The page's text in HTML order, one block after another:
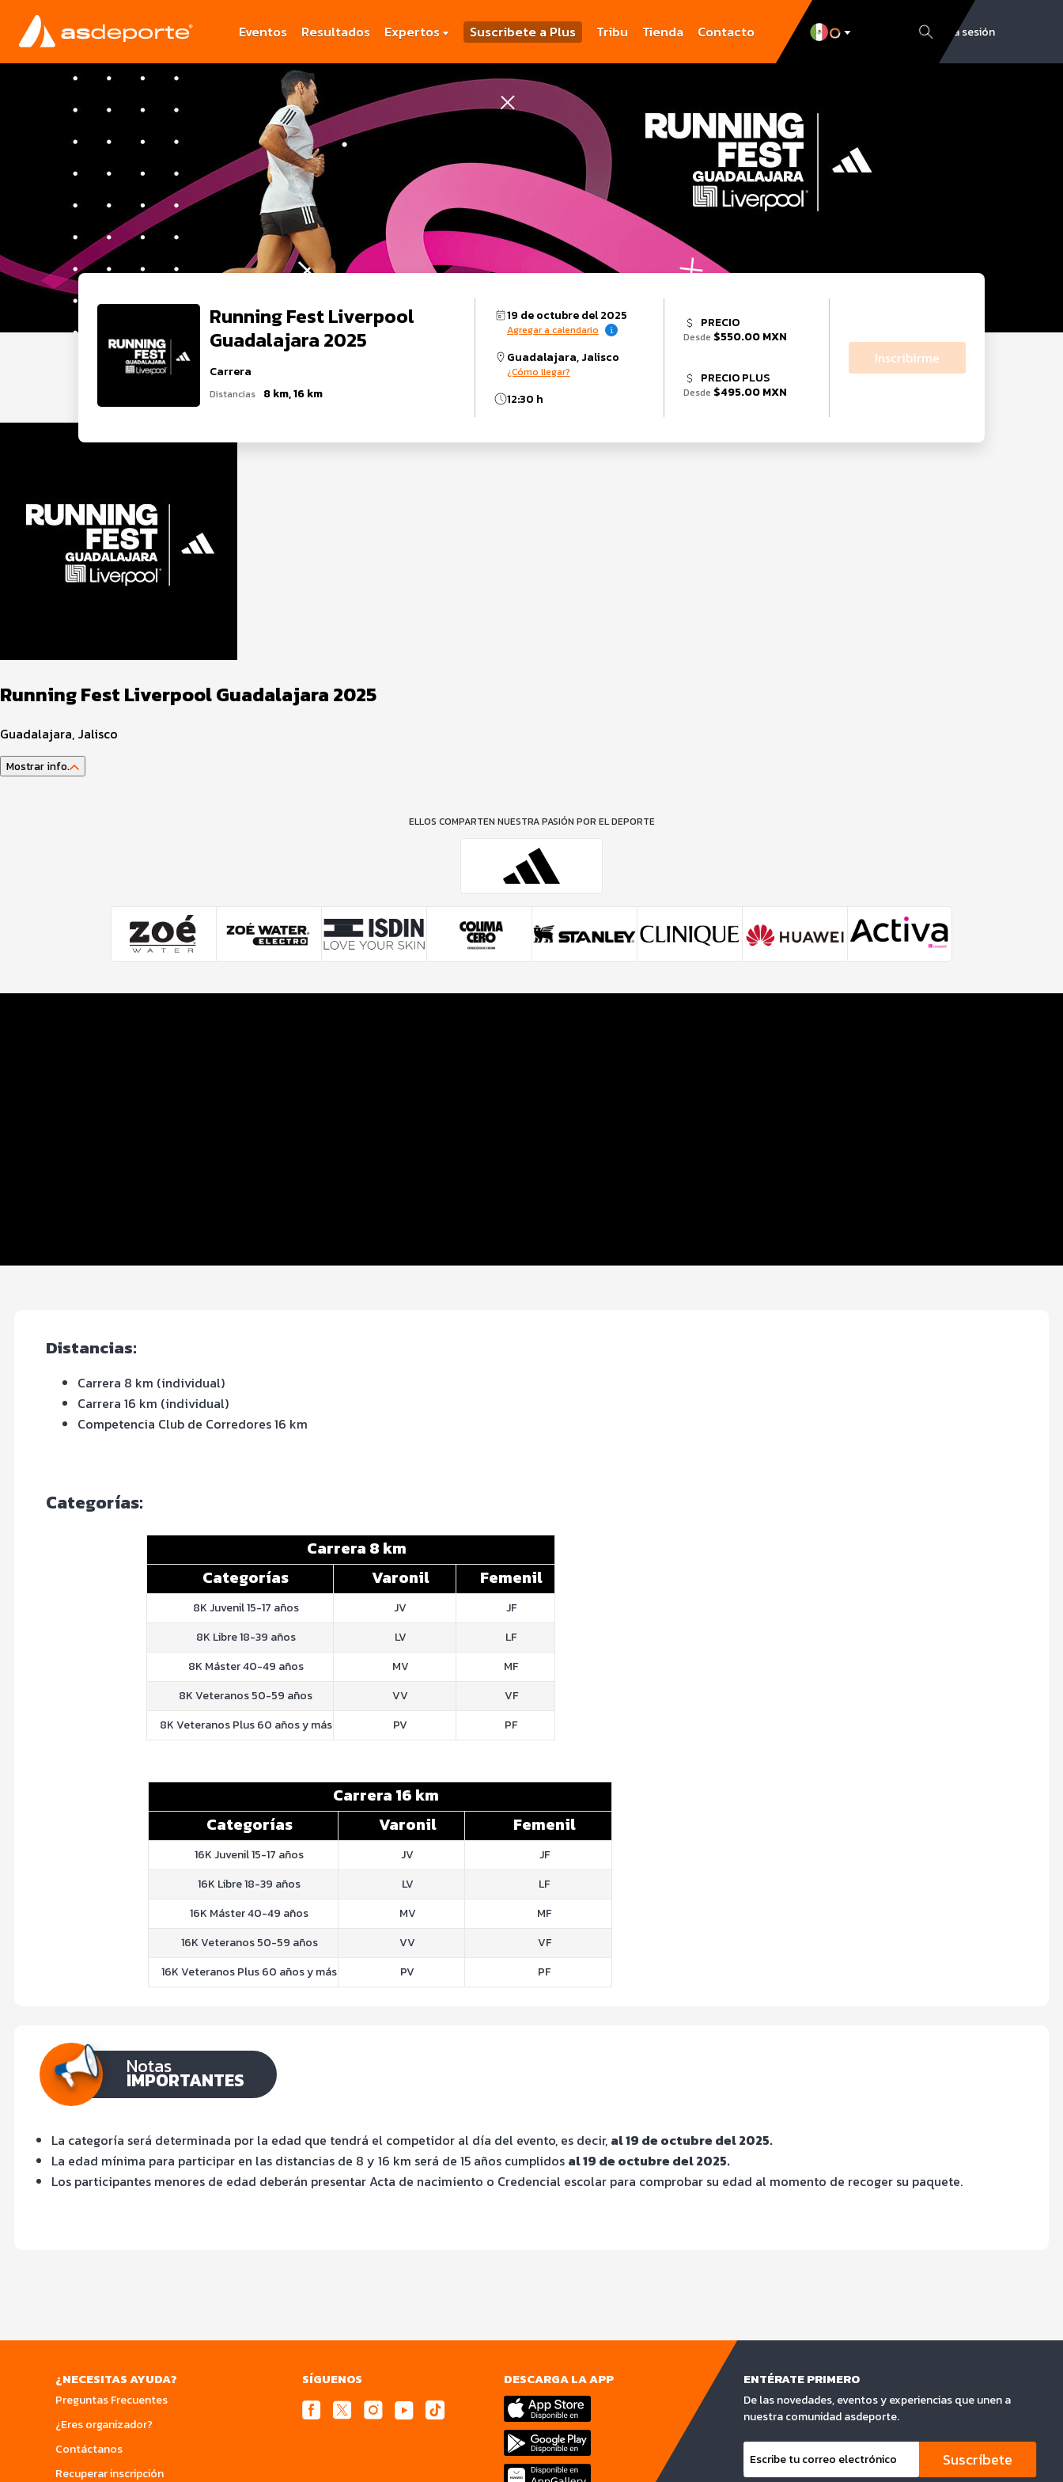
Eventos Resultados Expertos Suscribete a Plus Tribu Tienda Contacto Inicia sesión
Running Fest Liverpool
Guadalajara 2025
Carrera
Distancias 8 km, 16 km
19 de octubre del 2025
Agregar a calendario
Guadalajara, Jalisco
¿Cómo llegar?
12:30 h
PRECIO
Desde $550.00 MXN
PRECIO PLUS
Desde $495.00 MXN
Inscribirme
Running Fest Liverpool Guadalajara 2025
Guadalajara, Jalisco
Mostrar info.
ELLOS COMPARTEN NUESTRA PASIÓN POR EL DEPORTE
Distancias:
Carrera 8 km (individual)
Carrera 16 km (individual)
Competencia Club de Corredores 16 km
Categorías:
Carrera 8 km
Categorías
Varonil Femenil
8K Juvenil 15-17 años JV
JF
8K Libre 18-39 años
LV
LF
8K Máster 40-49 años
MV
MF
8K Veteranos 50-59 años
VV
VF
8K Veteranos Plus 60 años y más
PV PF
Carrera 16 km
Categorías
Varonil Femenil
16K Juvenil 15-17 años JV
JF
16K Libre 18-39 años
LV
LF
16K Máster 40-49 años
MV
MF
16K Veteranos 50-59 años
VV
VF
16K Veteranos Plus 60 años y más
PV PF
Notas
IMPORTANTES
La categoría será determinada por la edad que tendrá el competidor al día del evento, es decir, al 19 de octubre del 2025.
La edad mínima para participar en las distancias de 8 y 16 km será de 15 años cumplidos al 19 de octubre del 2025.
Los participantes menores de edad deberán presentar Acta de nacimiento o Credencial escolar para comprobar su edad al momento de recoger su paquete.
¿NECESITAS AYUDA?
Preguntas Frecuentes
¿Eres organizador?
Contáctanos
Recuperar inscripción
SÍGUENOS DESCARGA LA APP ENTÉRATE PRIMERO
De las novedades, eventos y experiencias que unen a
nuestra comunidad asdeporte.
Suscríbete